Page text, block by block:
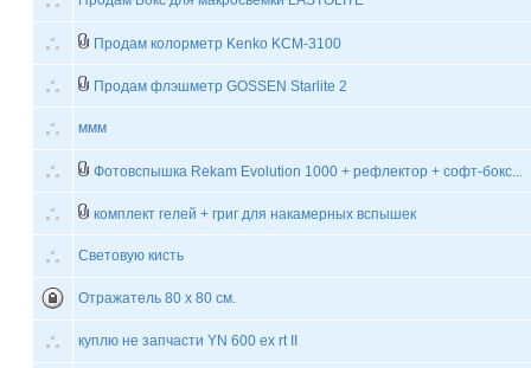
Продам колорметр Kenko KCM-3100
Продам флэшметр GOSSEN Starlite 2
ммм
Фотовспышка Rekam Evolution 1000 + рефлектор + софт-бокс...
комплект гелей + григ для накамерных вспышек
Световую кисть
Отражатель 80 х 80 см.
куплю не запчасти YN 600 ex rt II